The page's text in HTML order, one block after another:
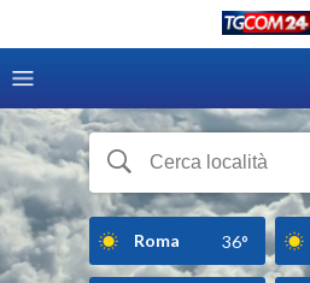
Roma 36°